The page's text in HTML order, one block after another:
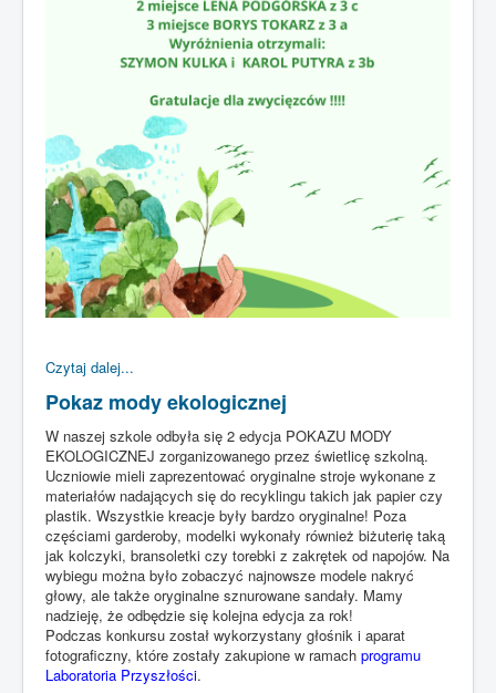
Czytaj dalej...
Pokaz mody ekologicznej
W naszej szkole odbyła się 2 edycja POKAZU MODY
EKOLOGICZNEJ zorganizowanego przez świetlicę szkolną.
Uczniowie mieli zaprezentować oryginalne stroje wykonane z
materiałów nadających się do recyklingu takich jak papier czy
plastik. Wszystkie kreacje były bardzo oryginalne! Poza
częściami garderoby, modelki wykonały również biżuterię taką
jak kolczyki, bransoletki czy torebki z zakrętek od napojów. Na
wybiegu można było zobaczyć najnowsze modele nakryć
głowy, ale także oryginalne sznurowane sandały. Mamy
nadzieję, że odbędzie się kolejna edycja za rok!
Podczas konkursu został wykorzystany głośnik i aparat
fotograficzny, które zostały zakupione w ramach programu
Laboratoria Przyszłości.